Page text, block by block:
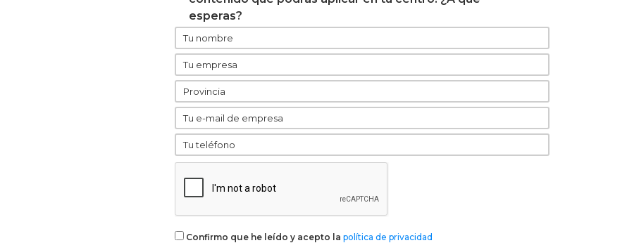
esperas?
Confirmo que he leído y acepto la política de privacidad